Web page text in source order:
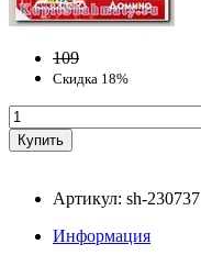
109
Скидка 18%
Артикул: sh-230737
Информация